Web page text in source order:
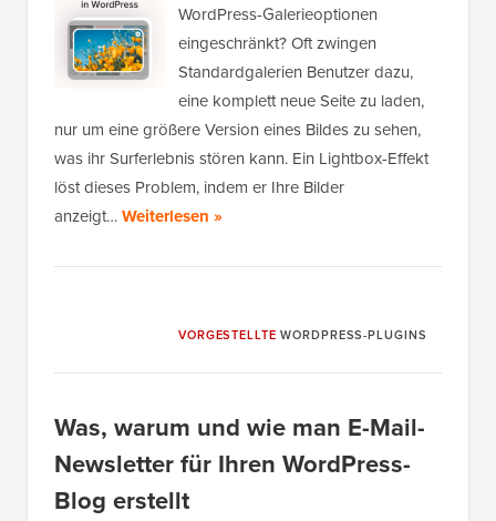
WordPress-Galerieoptionen
eingeschränkt? Oft zwingen
Standardgalerien Benutzer dazu,
eine komplett neue Seite zu laden,
nur um eine größere Version eines Bildes zu sehen,
was ihr Surferlebnis stören kann. Ein Lightbox-Effekt
löst dieses Problem, indem er Ihre Bilder
anzeigt…Weiterlesen »
VORGESTELLTE WORDPRESS-PLUGINS
Was, warum und wie man E-Mail-
Newsletter für Ihren WordPress-
Blog erstellt